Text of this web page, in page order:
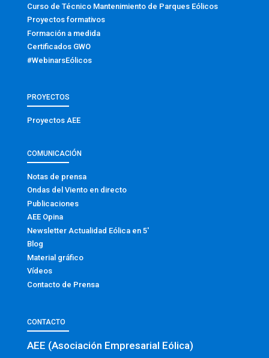
Curso de Técnico Mantenimiento de Parques Eólicos
Proyectos formativos
Formación a medida
Certificados GWO
#WebinarsEólicos
PROYECTOS
Proyectos AEE
COMUNICACIÓN
Notas de prensa
Ondas del Viento en directo
Publicaciones
AEE Opina
Newsletter Actualidad Eólica en 5′
Blog
Material gráfico
Vídeos
Contacto de Prensa
CONTACTO
AEE (Asociación Empresarial Eólica)